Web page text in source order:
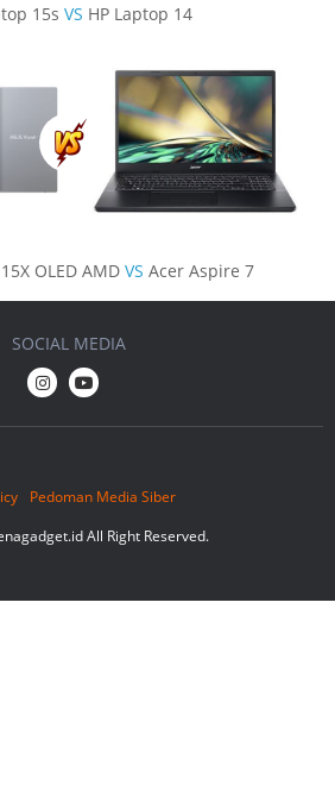
15s VS HP Laptop 14
OLED AMD VS Acer Aspire 7
Pedoman Media Siber
All Right Reserved.
SOCIAL MEDIA